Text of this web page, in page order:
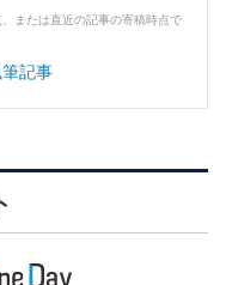
または直近の記事の寄稿時点で
記事